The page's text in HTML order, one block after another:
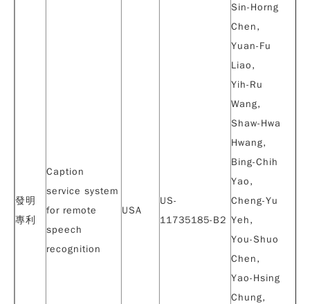
發明
專利
Caption
service system
for remote
speech
recognition
USA
US-
11735185-B2
Sin-Horng
Chen,
Yuan-Fu
Liao,
Yih-Ru
Wang,
Shaw-Hwa
Hwang,
Bing-Chih
Yao,
Cheng-Yu
Yeh,
You-Shuo
Chen,
Yao-Hsing
Chung,